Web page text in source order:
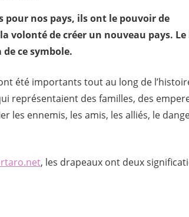
pour nos pays, ils ont le pouvoir de
volonté de créer un nouveau pays.
ce symbole.
été importants tout au long de
représentaient des familles, des
les ennemis, les amis, les alliés, le
, les drapeaux ont deux